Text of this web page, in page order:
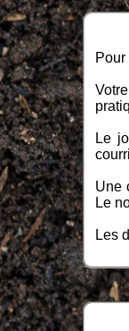
Le
Une
Le
Les